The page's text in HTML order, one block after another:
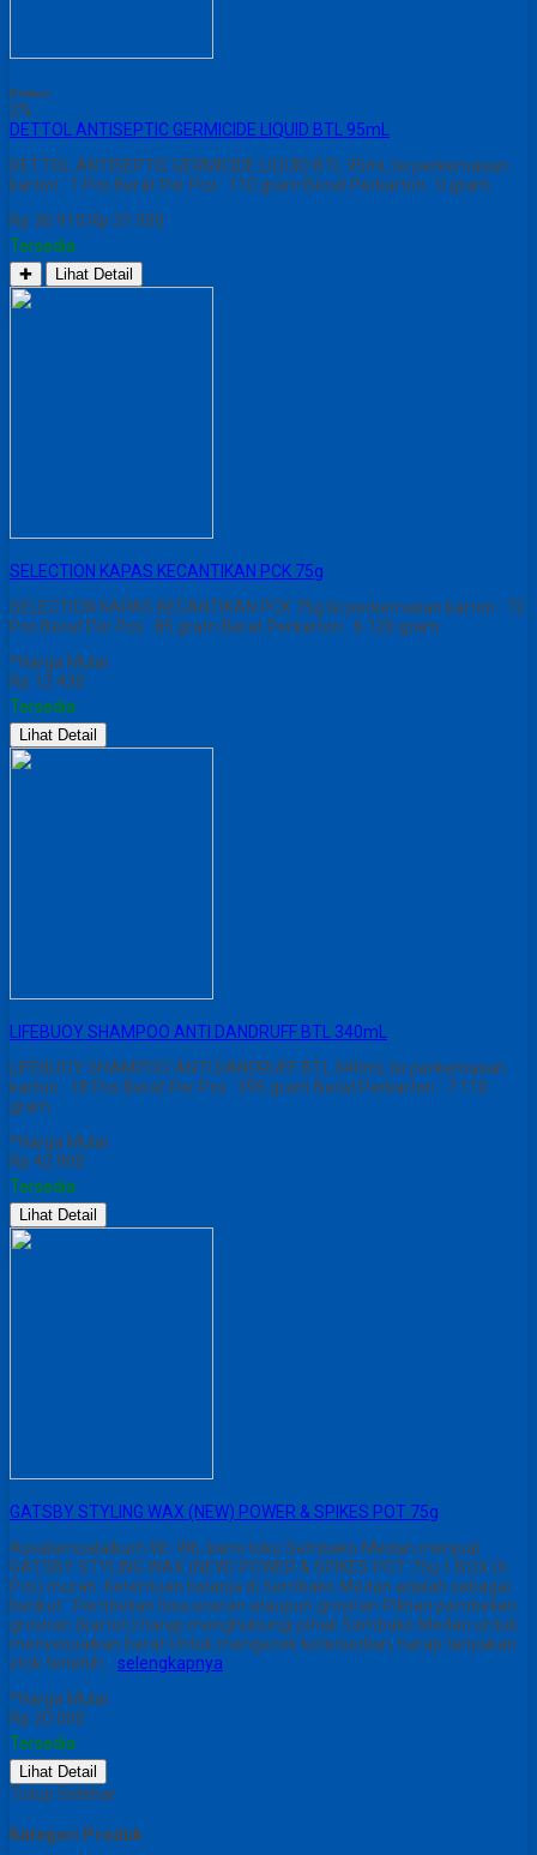
Diskon
2%
DETTOL ANTISEPTIC GERMICIDE LIQUID BTL 95mL
DETTOL ANTISEPTIC GERMICIDE LIQUID BTL 95mL Isi perkemasan
karton : 1 Pcs Berat Per Pcs : 110 gram Berat Perkarton : 0 gram
Rp 30.910 Rp 31.500
Tersedia
✚ Lihat Detail
SELECTION KAPAS KECANTIKAN PCK 75g
SELECTION KAPAS KECANTIKAN PCK 75g Isi perkemasan karton : 72
Pcs Berat Per Pcs : 85 gram Berat Perkarton : 6.120 gram
*Harga Mulai
Rp 12.430
Tersedia
Lihat Detail
LIFEBUOY SHAMPOO ANTI DANDRUFF BTL 340mL
LIFEBUOY SHAMPOO ANTI DANDRUFF BTL 340mL Isi perkemasan
karton : 18 Pcs Berat Per Pcs : 395 gram Berat Perkarton : 7.110
gram
*Harga Mulai
Rp 42.900
Tersedia
Lihat Detail
GATSBY STYLING WAX (NEW) POWER & SPIKES POT 75g
Assalamualaikum Wr. Wb, kami toko Sembako Medan menjual
GATSBY STYLING WAX (NEW) POWER & SPIKES POT 75g 1 BOX (6
Pcs) murah. Ketentuan belanja di Sembako Medan adalah sebagai
berikut : Pembelian bisa eceran ataupun grosiran Pilihan pembelian
grosiran (karton) harap menghubungi pihak Sembako Medan untuk
menyesuaikan berat Untuk mengecek ketersedian, harap tanyakan
stok terlebih… selengkapnya
*Harga Mulai
Rp 20.000
Tersedia
Lihat Detail
Tutup Sidebar
Kategori Produk